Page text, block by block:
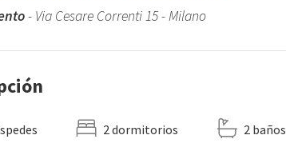
- Via Cesare Correnti 15 - Milano
2 dormitorios 2 baños